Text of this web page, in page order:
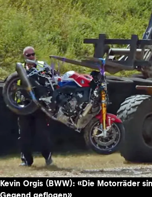
Kevin Orgis (BWW): «Die Motorräder
Gegend geflogen»